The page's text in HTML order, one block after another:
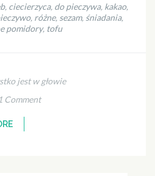
, ciecierzyca, do pieczywa, kakao,
, różne, sezam, śniadania,
pomidory, tofu
jest w głowie
1 Comment